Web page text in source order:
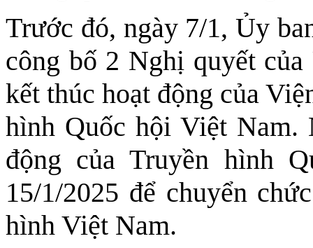
Trước đó, ngày 7/1, Ủy
công bố 2 Nghị quyết
kết thúc hoạt động của
hình Quốc hội Việt Nam.
động của Truyền hình
15/1/2025 để chuyển
hình Việt Nam.